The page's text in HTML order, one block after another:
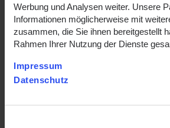
Werbung und Analysen weiter. Unsere
Informationen möglicherweise mit
zusammen, die Sie ihnen bereitgestellt
Rahmen Ihrer Nutzung der Dienste
Impressum
Datenschutz
19.10.2015
Wir werden auch in diesem Jahr
in Folge.
Vom 08.11. bis 14.11. öffnen die